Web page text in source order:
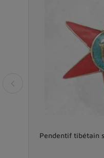
Pendentif tibétain